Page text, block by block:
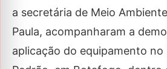
a secretária de Meio
Paula, acompanharam a
aplicação do equipamento